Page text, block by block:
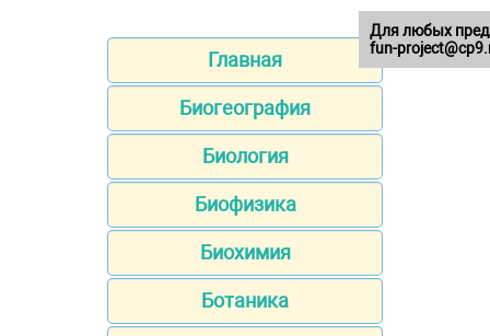
Главная
Биогеография
Биология
Биофизика
Биохимия
Ботаника
Для любых
fun-